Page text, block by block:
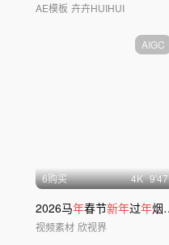
AE模板 卉卉HUIHUI
AIGC
6购买 4K 9'47
2026马年春节新年过年烟花除夕团圆民俗
视频素材 欣视界